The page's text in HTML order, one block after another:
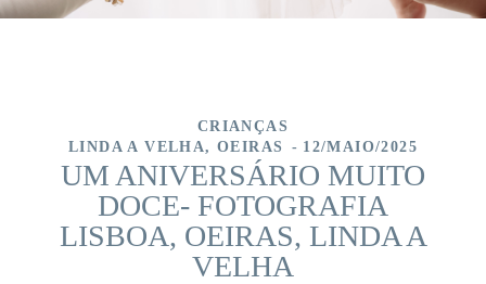
CRIANÇAS
LINDA A VELHA, OEIRAS
12/MAIO/2025
UM ANIVERSÁRIO MUITO
DOCE- FOTOGRAFIA
LISBOA, OEIRAS, LINDA A
VELHA